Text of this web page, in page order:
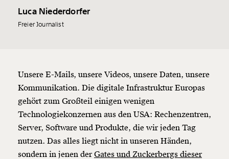
Luca Niederdorfer
Freier Journalist
Unsere E-Mails, unsere Videos, unsere Daten, unsere
Kommunikation. Die digitale Infrastruktur Europas
gehört zum Großteil einigen wenigen
Technologiekonzernen aus den USA: Rechenzentren,
Server, Software und Produkte, die wir jeden Tag
nutzen. Das alles liegt nicht in unseren Händen,
sondern in jenen derGates und Zuckerbergs dieser